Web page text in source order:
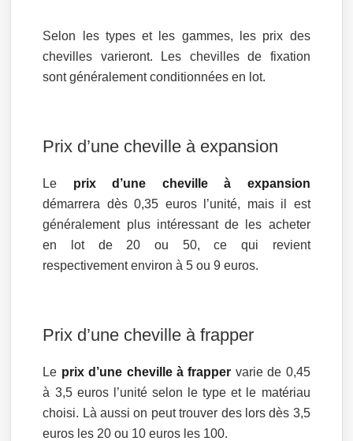
Selon les types et les gammes, les prix des
chevilles varieront. Les chevilles de fixation
sont généralement conditionnées en lot.
Prix d’une cheville à expansion
Le prix d’une cheville à expansion
démarrera dès 0,35 euros l’unité, mais il est
généralement plus intéressant de les acheter
en lot de 20 ou 50, ce qui revient
respectivement environ à 5 ou 9 euros.
Prix d’une cheville à frapper
Le prix d’une cheville à frapper varie de 0,45
à 3,5 euros l’unité selon le type et le matériau
choisi. Là aussi on peut trouver des lors dès 3,5
euros les 20 ou 10 euros les 100.